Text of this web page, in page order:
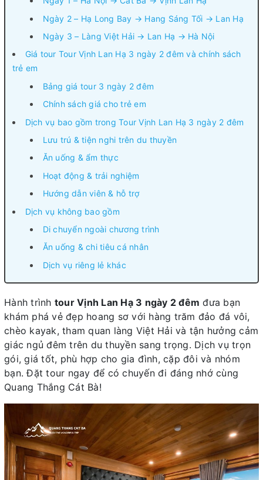
Ngày 2 – Hạ Long Bay → Hang Sáng Tối → Lan Hạ
Ngày 3 – Làng Việt Hải → Lan Hạ → Hà Nội
Giá tour Tour Vịnh Lan Hạ 3 ngày 2 đêm và chính sách
trẻ em
Bảng giá tour 3 ngày 2 đêm
Chính sách giá cho trẻ em
Dịch vụ bao gồm trong Tour Vịnh Lan Hạ 3 ngày 2 đêm
Lưu trú & tiện nghi trên du thuyền
Ăn uống & ẩm thực
Hoạt động & trải nghiệm
Hướng dẫn viên & hỗ trợ
Dịch vụ không bao gồm
Di chuyển ngoài chương trình
Ăn uống & chi tiêu cá nhân
Dịch vụ riêng lẻ khác
Hành trình tour Vịnh Lan Hạ 3 ngày 2 đêm đưa bạn
khám phá vẻ đẹp hoang sơ với hàng trăm đảo đá vôi,
chèo kayak, tham quan làng Việt Hải và tận hưởng cảm
giác ngủ đêm trên du thuyền sang trọng. Dịch vụ trọn
gói, giá tốt, phù hợp cho gia đình, cặp đôi và nhóm
bạn. Đặt tour ngay để có chuyến đi đáng nhớ cùng
Quang Thắng Cát Bà!